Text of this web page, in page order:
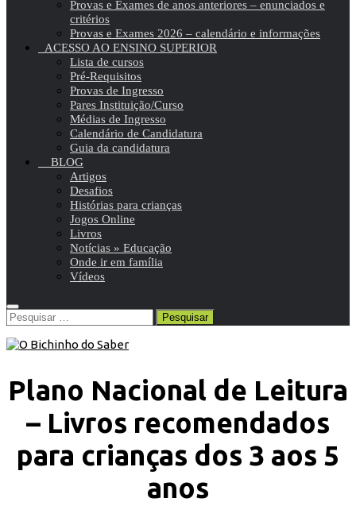
Provas e Exames de anos anteriores – enunciados e
critérios
Provas e Exames 2026 – calendário e informações
ACESSO AO ENSINO SUPERIOR
Lista de cursos
Pré-Requisitos
Provas de Ingresso
Pares Instituição/Curso
Médias de Ingresso
Calendário de Candidatura
Guia da candidatura
BLOG
Artigos
Desafios
Histórias para crianças
Jogos Online
Livros
Notícias » Educação
Onde ir em família
Vídeos
Pesquisar
por:
Plano Nacional de Leitura
– Livros recomendados
para crianças dos 3 aos 5
anos